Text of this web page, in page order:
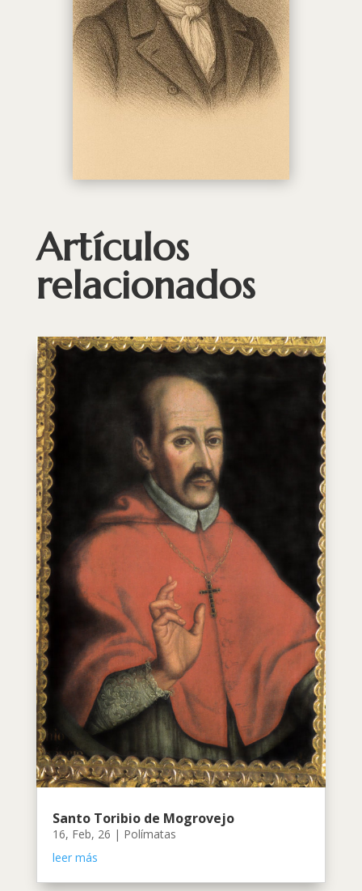
Artículos
relacionados
Santo Toribio de Mogrovejo
16, Feb, 26 | Polímatas
leer más